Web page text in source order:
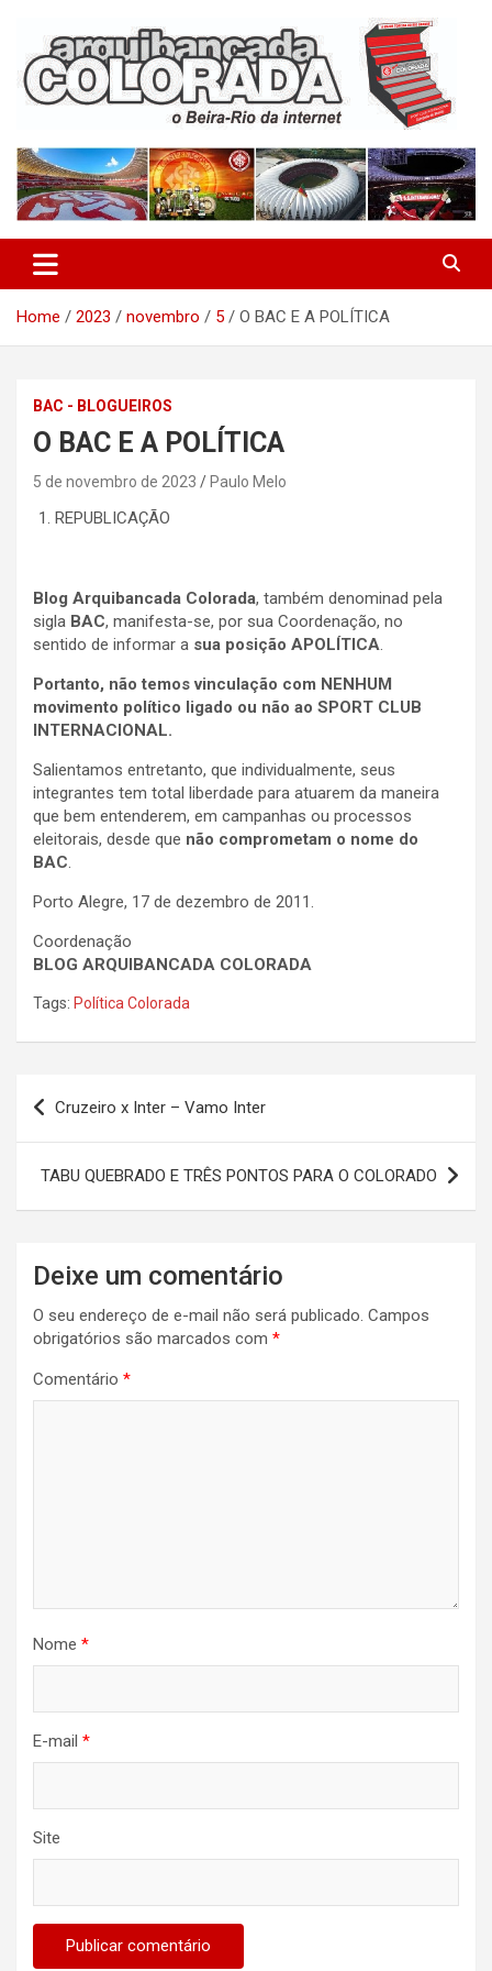
content
Arquibancada Colorada
Home 2023 novembro 5 O BAC E A POLÍTICA
BAC - BLOGUEIROS
O BAC E A POLÍTICA
5 de novembro de 2023 Paulo Melo
REPUBLICAÇÃO
Blog Arquibancada Colorada, também denominad pela
sigla BAC, manifesta-se, por sua Coordenação, no
sentido de informar a sua posição APOLÍTICA.
Portanto, não temos vinculação com NENHUM
movimento político ligado ou não ao SPORT CLUB
INTERNACIONAL.
Salientamos entretanto, que individualmente, seus
integrantes tem total liberdade para atuarem da maneira
que bem entenderem, em campanhas ou processos
eleitorais, desde que não comprometam o nome do
BAC.
Porto Alegre, 17 de dezembro de 2011.
Coordenação
BLOG ARQUIBANCADA COLORADA
Tags: Política Colorada
Navegação
de
Post
Cruzeiro x Inter – Vamo Inter
TABU QUEBRADO E TRÊS PONTOS PARA O COLORADO
Deixe um comentário
O seu endereço de e-mail não será publicado. Campos
obrigatórios são marcados com *
Comentário *
Nome *
E-mail *
Site